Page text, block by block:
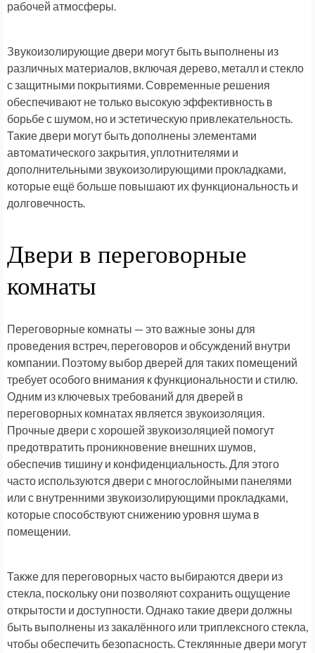
рабочей атмосферы.
Звукоизолирующие двери могут быть выполнены из
различных материалов, включая дерево, металл и стекло
с защитными покрытиями. Современные решения
обеспечивают не только высокую эффективность в
борьбе с шумом, но и эстетическую привлекательность.
Такие двери могут быть дополнены элементами
автоматического закрытия, уплотнителями и
дополнительными звукоизолирующими прокладками,
которые ещё больше повышают их функциональность и
долговечность.
Двери в переговорные
комнаты
Переговорные комнаты — это важные зоны для
проведения встреч, переговоров и обсуждений внутри
компании. Поэтому выбор дверей для таких помещений
требует особого внимания к функциональности и стилю.
Одним из ключевых требований для дверей в
переговорных комнатах является звукоизоляция.
Прочные двери с хорошей звукоизоляцией помогут
предотвратить проникновение внешних шумов,
обеспечив тишину и конфиденциальность. Для этого
часто используются двери с многослойными панелями
или с внутренними звукоизолирующими прокладками,
которые способствуют снижению уровня шума в
помещении.
Также для переговорных часто выбираются двери из
стекла, поскольку они позволяют сохранить ощущение
открытости и доступности. Однако такие двери должны
быть выполнены из закалённого или триплексного стекла,
чтобы обеспечить безопасность. Стеклянные двери могут